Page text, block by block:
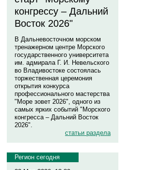
конгрессу – Дальний
Восток 2026"
В Дальневосточном морском
тренажерном центре Морского
государственного университета
им. адмирала Г. И. Невельского
во Владивостоке состоялась
торжественная церемония
открытия конкурса
профессионального мастерства
"Море зовет 2026", одного из
самых ярких событий "Морского
конгресса – Дальний Восток
2026".
статьи раздела
Регион сегодня